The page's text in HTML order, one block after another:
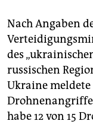
Nach Angaben
des
russischen
Ukraine
habe 12 von 15